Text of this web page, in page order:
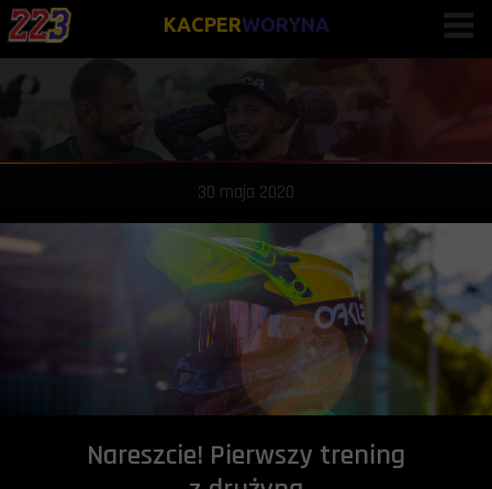
KACPERWORYNA
30 maja 2020
Nareszcie! Pierwszy trening